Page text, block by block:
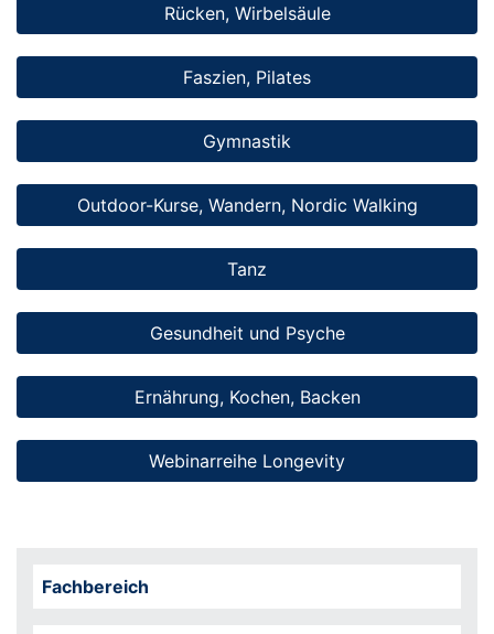
Rücken, Wirbelsäule
Faszien, Pilates
Gymnastik
Outdoor-Kurse, Wandern, Nordic Walking
Tanz
Gesundheit und Psyche
Ernährung, Kochen, Backen
Webinarreihe Longevity
Fachbereich